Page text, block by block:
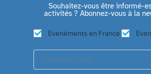
Souhaitez-vous être informé-
activités ? Abonnez-vous à la
Evenéments en France